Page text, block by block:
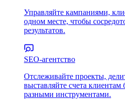
Управляйте кампаниями,
одном месте, чтобы
результатов.
SEO-агентство
Отслеживайте проекты,
выставляйте счета
разными инструментами.